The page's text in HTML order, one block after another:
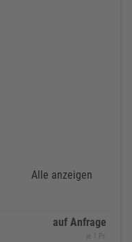
Alle anzeigen
auf Anfrage
je 1 Pr.